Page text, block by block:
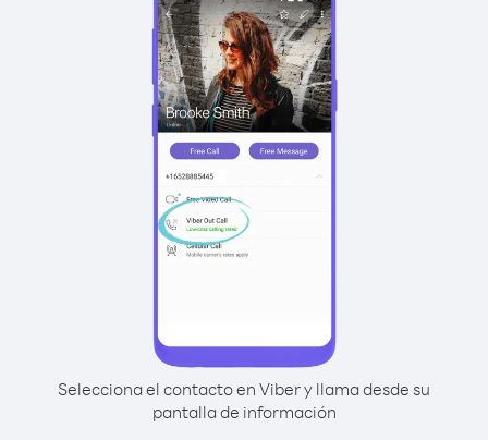
Selecciona el contacto en Viber y llama desde su
pantalla de información